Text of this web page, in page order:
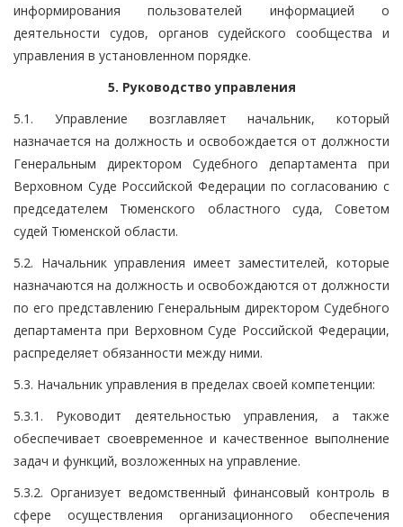
информирования пользователей информацией о
деятельности судов, органов судейского сообщества и
управления в установленном порядке.
5. Руководство управления
5.1. Управление возглавляет начальник, который
назначается на должность и освобождается от должности
Генеральным директором Судебного департамента при
Верховном Суде Российской Федерации по согласованию с
председателем Тюменского областного суда, Советом
судей Тюменской области.
5.2. Начальник управления имеет заместителей, которые
назначаются на должность и освобождаются от должности
по его представлению Генеральным директором Судебного
департамента при Верховном Суде Российской Федерации,
распределяет обязанности между ними.
5.3. Начальник управления в пределах своей компетенции:
5.3.1. Руководит деятельностью управления, а также
обеспечивает своевременное и качественное выполнение
задач и функций, возложенных на управление.
5.3.2. Организует ведомственный финансовый контроль в
сфере осуществления организационного обеспечения